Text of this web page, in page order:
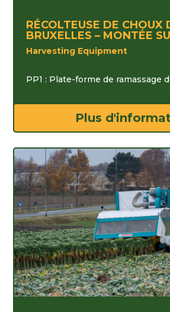
RÉCOLTEUSE DE CHOUX
BRUXELLES – MONTÉE
Harvesting Equipment
PP1 : Plate-forme de ramassage
Plus